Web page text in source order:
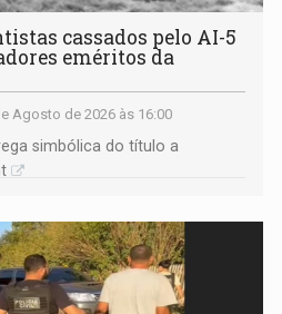
cassados pelo AI-5
eméritos da
Agosto de 2026 às 16:00
simbólica do título a